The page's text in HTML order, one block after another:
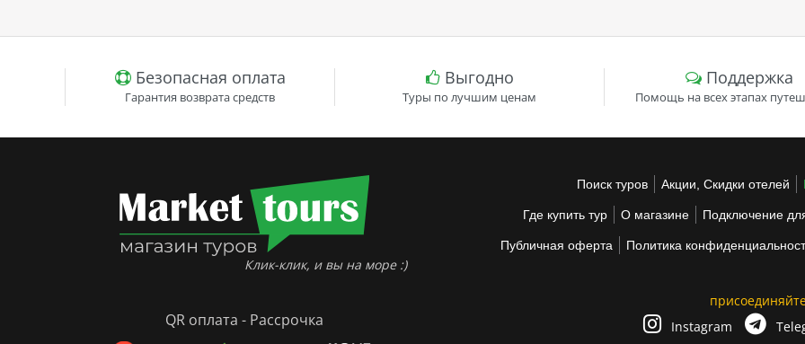
Безопасная оплата
Гарантия возврата средств
Выгодно
Туры по лучшим ценам
Поддержка
Помощь на всех этапах
Клик-клик, и вы на море :)
QR оплата - Рассрочка
Поиск туров Акции, Скидки отелей
Где купить тур О магазине Подключение
Публичная оферта Политика
Instagram